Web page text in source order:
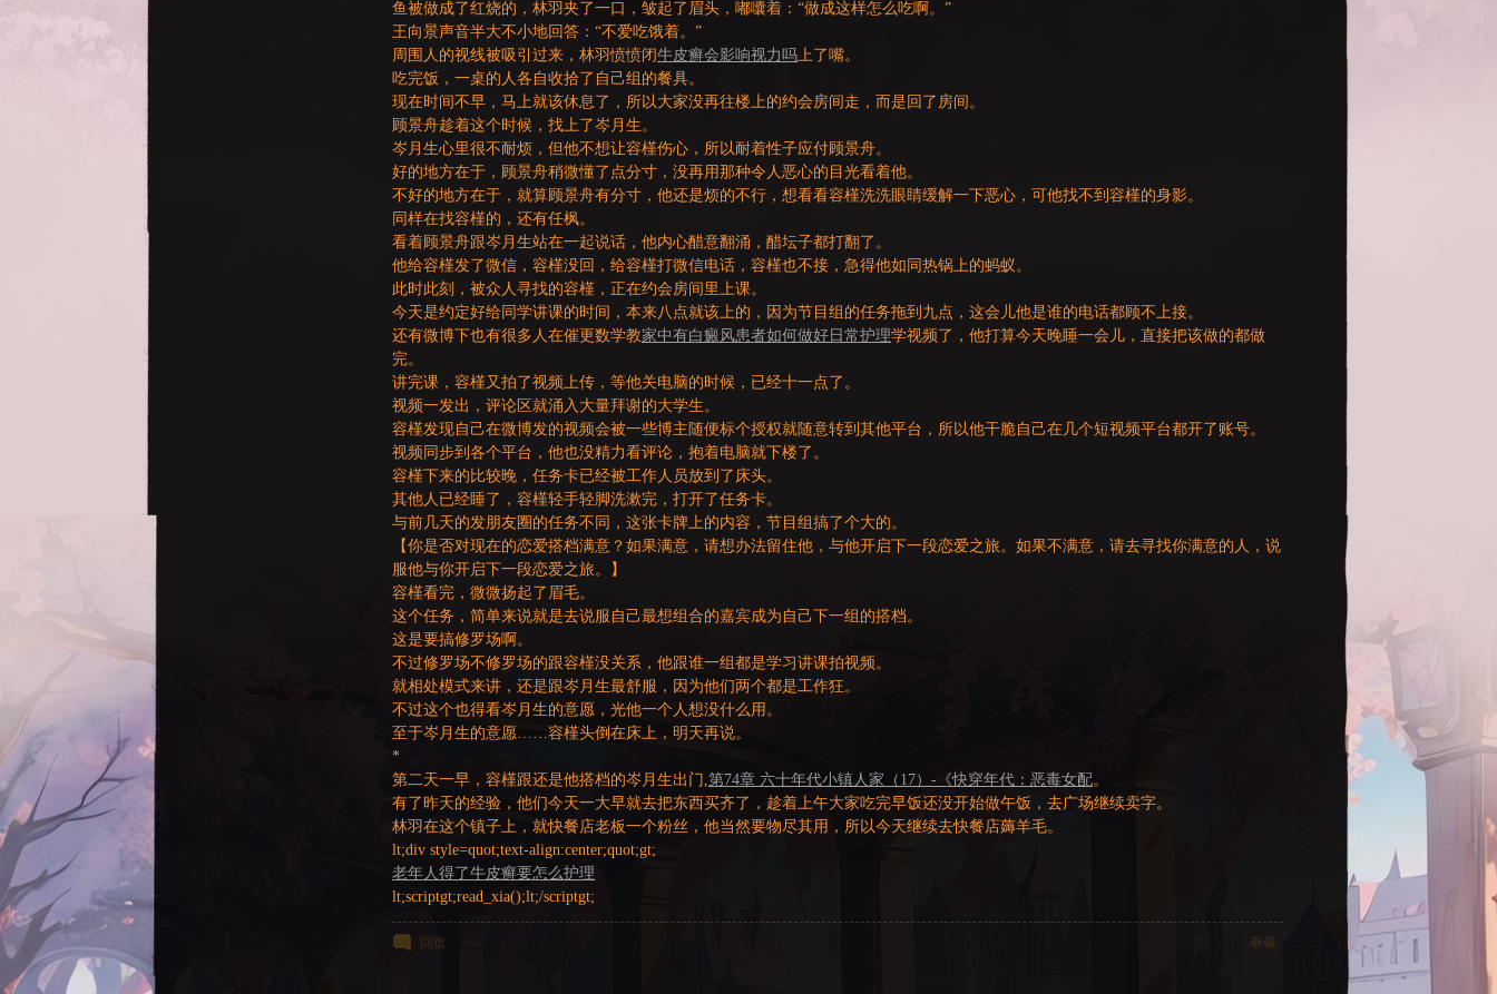
鱼被做成了红烧的，林羽夹了一口，皱起了眉头，嘟囔着：“做成这样怎么吃啊。”
王向景声音半大不小地回答：“不爱吃饿着。”
周围人的视线被吸引过来，林羽愤愤闭牛皮癣会影响视力吗上了嘴。
吃完饭，一桌的人各自收拾了自己组的餐具。
现在时间不早，马上就该休息了，所以大家没再往楼上的约会房间走，而是回了房间。
顾景舟趁着这个时候，找上了岑月生。
岑月生心里很不耐烦，但他不想让容槿伤心，所以耐着性子应付顾景舟。
好的地方在于，顾景舟稍微懂了点分寸，没再用那种令人恶心的目光看着他。
不好的地方在于，就算顾景舟有分寸，他还是烦的不行，想看看容槿洗洗眼睛缓解一下恶心，可他找不到容槿的身影。
同样在找容槿的，还有任枫。
看着顾景舟跟岑月生站在一起说话，他内心醋意翻涌，醋坛子都打翻了。
他给容槿发了微信，容槿没回，给容槿打微信电话，容槿也不接，急得他如同热锅上的蚂蚁。
此时此刻，被众人寻找的容槿，正在约会房间里上课。
今天是约定好给同学讲课的时间，本来八点就该上的，因为节目组的任务拖到九点，这会儿他是谁的电话都顾不上接。
还有微博下也有很多人在催更数学教家中有白癜风患者如何做好日常护理学视频了，他打算今天晚睡一会儿，直接把该做的都做
完。
讲完课，容槿又拍了视频上传，等他关电脑的时候，已经十一点了。
视频一发出，评论区就涌入大量拜谢的大学生。
容槿发现自己在微博发的视频会被一些博主随便标个授权就随意转到其他平台，所以他干脆自己在几个短视频平台都开了账号。
视频同步到各个平台，他也没精力看评论，抱着电脑就下楼了。
容槿下来的比较晚，任务卡已经被工作人员放到了床头。
其他人已经睡了，容槿轻手轻脚洗漱完，打开了任务卡。
与前几天的发朋友圈的任务不同，这张卡牌上的内容，节目组搞了个大的。
【你是否对现在的恋爱搭档满意？如果满意，请想办法留住他，与他开启下一段恋爱之旅。如果不满意，请去寻找你满意的人，说
服他与你开启下一段恋爱之旅。】
容槿看完，微微扬起了眉毛。
这个任务，简单来说就是去说服自己最想组合的嘉宾成为自己下一组的搭档。
这是要搞修罗场啊。
不过修罗场不修罗场的跟容槿没关系，他跟谁一组都是学习讲课拍视频。
就相处模式来讲，还是跟岑月生最舒服，因为他们两个都是工作狂。
不过这个也得看岑月生的意愿，光他一个人想没什么用。
至于岑月生的意愿……容槿头倒在床上，明天再说。
*
第二天一早，容槿跟还是他搭档的岑月生出门,第74章 六十年代小镇人家（17）-《快穿年代：恶毒女配。
有了昨天的经验，他们今天一大早就去把东西买齐了，趁着上午大家吃完早饭还没开始做午饭，去广场继续卖字。
林羽在这个镇子上，就快餐店老板一个粉丝，他当然要物尽其用，所以今天继续去快餐店薅羊毛。
lt;div style=quot;text-align:center;quot;gt;
老年人得了牛皮癣要怎么护理
lt;scriptgt;read_xia();lt;/scriptgt;
回復 舉報